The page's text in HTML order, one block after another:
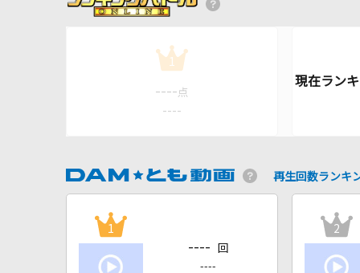
1
---- 点
----
再生回数ランキ
1
---- 回
----
2